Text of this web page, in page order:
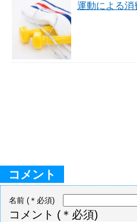
運動による消
コメント
名前 (＊必須)
コメント (＊必須)